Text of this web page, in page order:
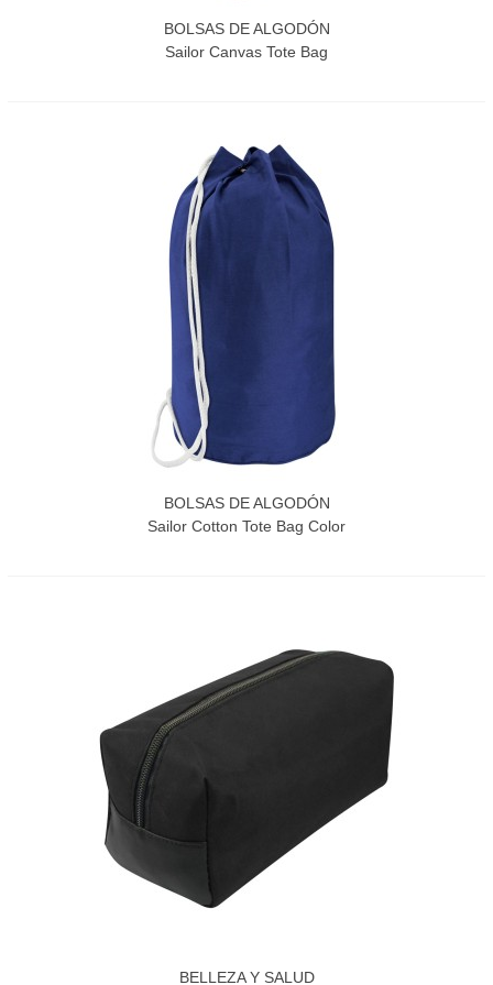
BOLSAS DE ALGODÓN
Sailor Canvas Tote Bag
BOLSAS DE ALGODÓN
Sailor Cotton Tote Bag Color
BELLEZA Y SALUD